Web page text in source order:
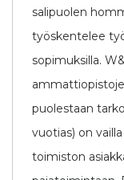
salipuolen
työskentelee
sopimuksilla.
puolestaan
vuotias) on
toimiston